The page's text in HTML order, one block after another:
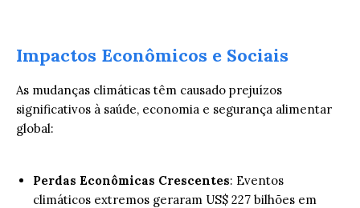
Impactos Econômicos e Sociais
As mudanças climáticas têm causado prejuízos
significativos à saúde, economia e segurança alimentar
global:
Perdas Econômicas Crescentes: Eventos
climáticos extremos geraram US$ 227 bilhões em